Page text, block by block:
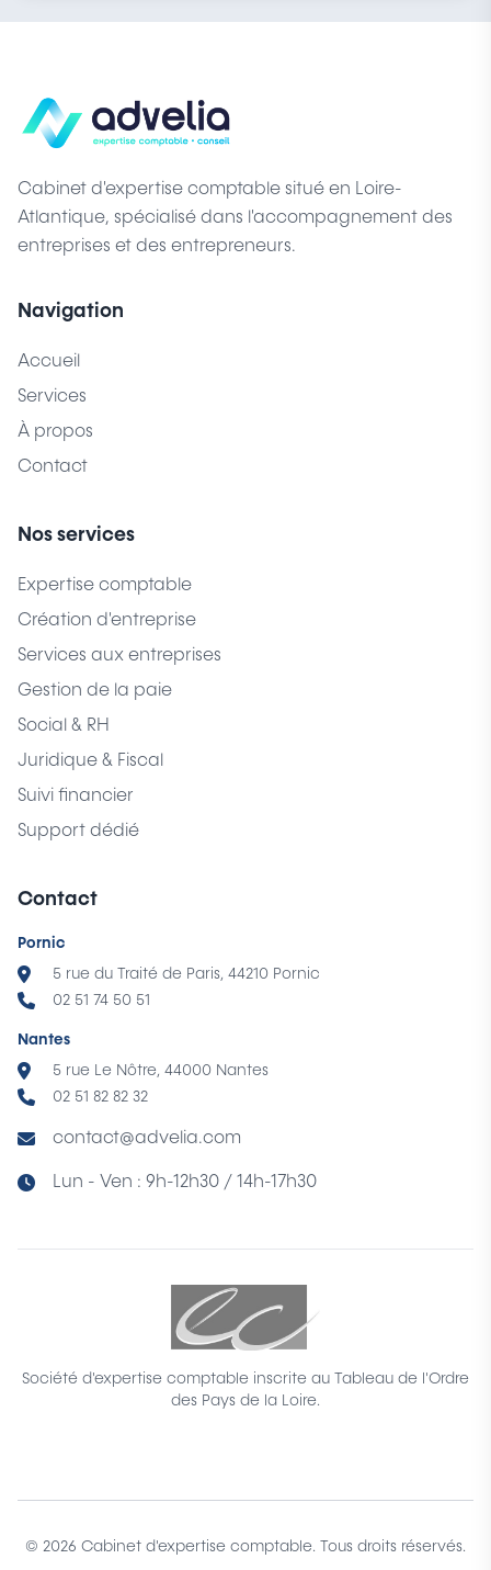
Cabinet d'expertise comptable situé en Loire-
Atlantique, spécialisé dans l'accompagnement des
entreprises et des entrepreneurs.
Navigation
Accueil
Services
À propos
Contact
Nos services
Expertise comptable
Création d'entreprise
Services aux entreprises
Gestion de la paie
Social & RH
Juridique & Fiscal
Suivi financier
Support dédié
Contact
Pornic
5 rue du Traité de Paris, 44210 Pornic
02 51 74 50 51
Nantes
5 rue Le Nôtre, 44000 Nantes
02 51 82 82 32
contact@advelia.com
Lun - Ven : 9h-12h30 / 14h-17h30
Société d'expertise comptable inscrite au Tableau de l'Ordre
des Pays de la Loire.
© 2026 Cabinet d'expertise comptable. Tous droits réservés.